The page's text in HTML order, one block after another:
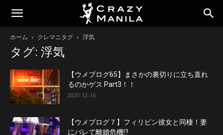
ホーム クレマニタグ 浮気
タグ: 浮気
【ウメブログ65】まさかの裏切りに立ち直れ
るのかゲス Part3！！
2020-12-16
【ウメブログ７】フィリピン彼女と同棲！妻
にバレて離婚危機!?